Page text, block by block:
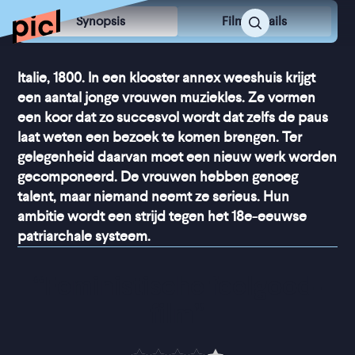
Synopsis Film Details
Italie, 1800. In een klooster annex weeshuis krijgt
een aantal jonge vrouwen muziekles. Ze vormen
een koor dat zo succesvol wordt dat zelfs de paus
laat weten een bezoek te komen brengen. Ter
gelegenheid daarvan moet een nieuw werk worden
gecomponeerd. De vrouwen hebben genoeg
talent, maar niemand neemt ze serieus. Hun
ambitie wordt een strijd tegen het 18e-eeuwse
patriarchale systeem.